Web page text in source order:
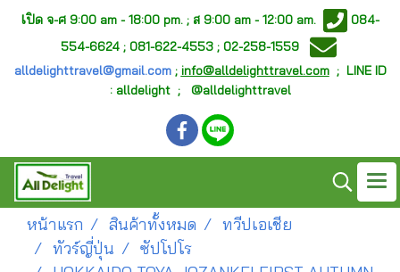
เปิด จ-ศ 9:00 am - 18:00 pm. ; ส 9:00 am - 12:00 am.
084-
554-6624 ; 081-622-4553 ; 02-258-1559
alldelighttravel@gmail.com; info@alldelighttravel.com; LINE ID
: alldelight ; @alldelighttravel
หน้าแรก สินค้าทั้งหมด
ทวีปเอเชีย
ทัวร์ญี่ปุ่น
ซัปโปโร